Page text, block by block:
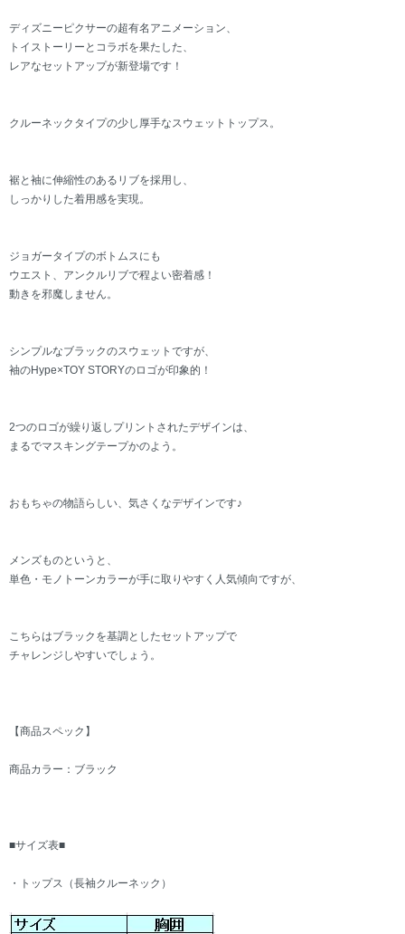
ディズニーピクサーの超有名アニメーション、
トイストーリーとコラボを果たした、
レアなセットアップが新登場です！
クルーネックタイプの少し厚手なスウェットトップス。
裾と袖に伸縮性のあるリブを採用し、
しっかりした着用感を実現。
ジョガータイプのボトムスにも
ウエスト、アンクルリブで程よい密着感！
動きを邪魔しません。
シンプルなブラックのスウェットですが、
袖のHype×TOY STORYのロゴが印象的！
2つのロゴが繰り返しプリントされたデザインは、
まるでマスキングテープかのよう。
おもちゃの物語らしい、気さくなデザインです♪
メンズものというと、
単色・モノトーンカラーが手に取りやすく人気傾向ですが、
こちらはブラックを基調としたセットアップで
チャレンジしやすいでしょう。
【商品スペック】
商品カラー：ブラック
■サイズ表■
・トップス（長袖クルーネック）